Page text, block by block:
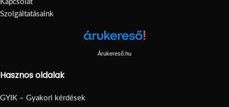
Kapcsolat
Szolgáltatásaink
Árukereső.hu
Hasznos oldalak
GYIK – Gyakori kérdések